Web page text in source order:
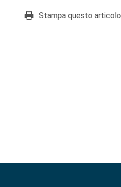
Stampa questo articolo